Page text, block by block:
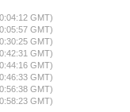
GMT)
GMT)
GMT)
GMT)
GMT)
GMT)
GMT)
GMT)